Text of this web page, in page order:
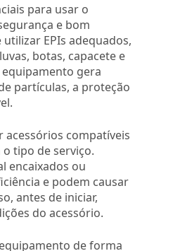
para usar o
e bom
EPIs adequados,
botas, capacete e
gera
partículas, a proteção
compatíveis
tipo de serviço.
encaixados ou
e podem causar
antes de iniciar,
do acessório.
de forma